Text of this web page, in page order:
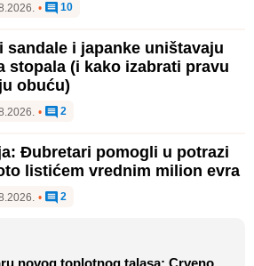
• 10
sandale i japanke uništavaju
stopala (i kako izabrati pravu
obuću)
• 2
Đubretari pomogli u potrazi
listićem vrednim milion evra
• 2
novog toplotnog talasa: Crveno